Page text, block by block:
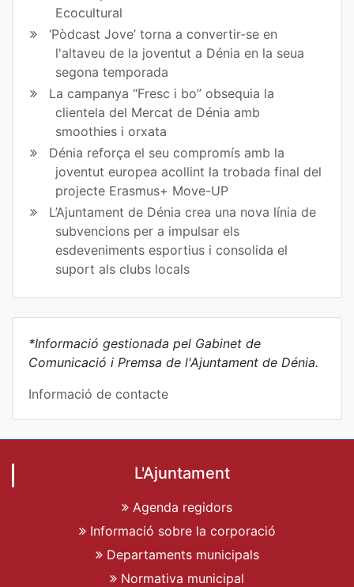
Ecocultural
‘Pòdcast Jove’ torna a convertir-se en
l'altaveu de la joventut a Dénia en la seua
segona temporada
La campanya “Fresc i bo” obsequia la
clientela del Mercat de Dénia amb
smoothies i orxata
Dénia reforça el seu compromís amb la
joventut europea acollint la trobada final del
projecte Erasmus+ Move-UP
L’Ajuntament de Dénia crea una nova línia de
subvencions per a impulsar els
esdeveniments esportius i consolida el
suport als clubs locals
*Informació gestionada pel Gabinet de
Comunicació i Premsa de l'Ajuntament de Dénia.
Informació de contacte
L'Ajuntament
Agenda regidors
Informació sobre la corporació
Departaments municipals
Normativa municipal